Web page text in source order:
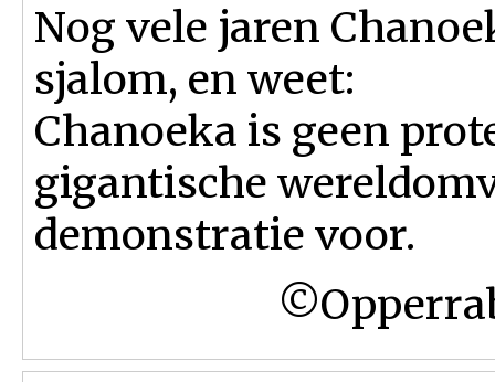
Nog vele jaren
sjalom, en weet:
Chanoeka is geen
gigantische
demonstratie voor.